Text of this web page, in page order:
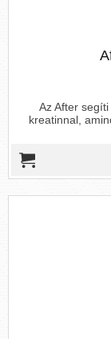
Az After
kreatinnal,